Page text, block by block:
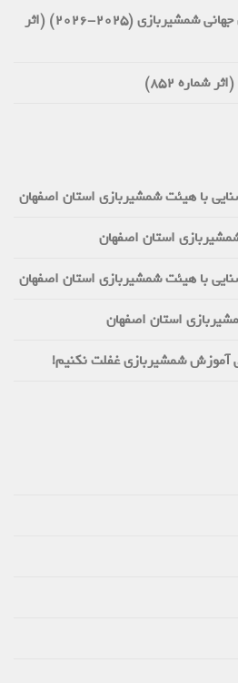
قوانین تکنیکی فدراسیون جهانی شمشیربازی (2025-2026) (اثر
852)
با هیئت شمشیربازی استان اصفهان
استان اصفهان
با هیئت شمشیربازی استان اصفهان
استان اصفهان
شمشیربازی غفلت نکنیم!